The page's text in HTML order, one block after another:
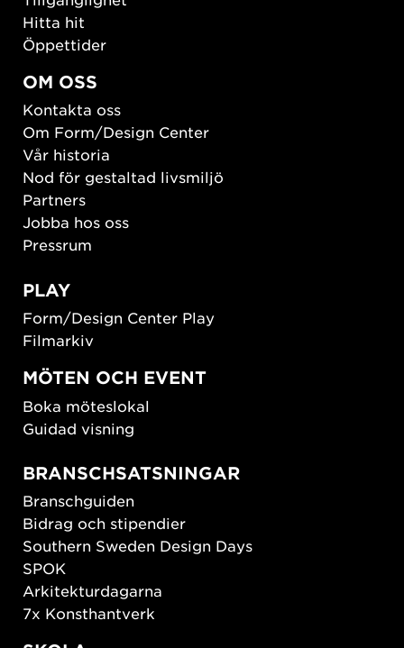
Hitta hit
Öppettider
OM OSS
Kontakta oss
Om Form/Design Center
Vår historia
Nod för gestaltad livsmiljö
Partners
Jobba hos oss
Pressrum
PLAY
Form/Design Center Play
Filmarkiv
MÖTEN OCH EVENT
Boka möteslokal
Guidad visning
BRANSCHSATSNINGAR
Branschguiden
Bidrag och stipendier
Southern Sweden Design Days
SPOK
Arkitekturdagarna
7x Konsthantverk